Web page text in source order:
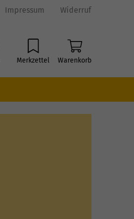
Impressum Widerruf
Merkzettel Warenkorb